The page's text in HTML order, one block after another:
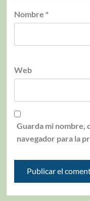
Nombre *
Web
Guarda mi nombre,
navegador para la